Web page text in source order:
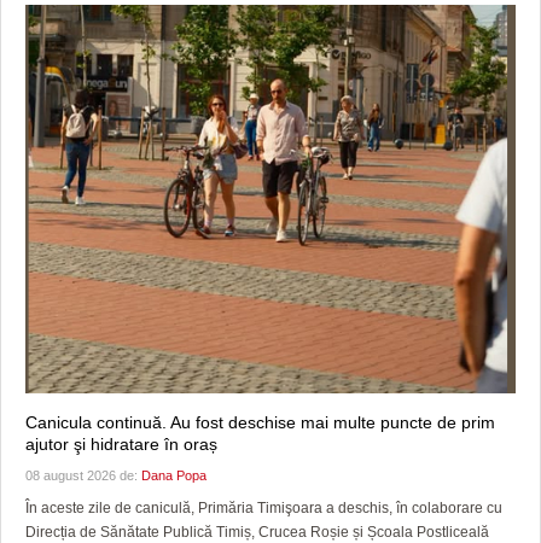
Canicula continuă. Au fost deschise mai multe puncte de prim
ajutor şi hidratare în oraș
08 august 2026 de: Dana Popa
În aceste zile de caniculă, Primăria Timişoara a deschis, în colaborare cu
Direcția de Sănătate Publică Timiș, Crucea Roșie și Școala Postliceală